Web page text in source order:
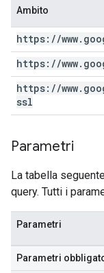
Ambito
https: //www.
https: //www.
https: //www.
ssl
Parametri
La tabella
query. Tutti i
Parametri
Parametri